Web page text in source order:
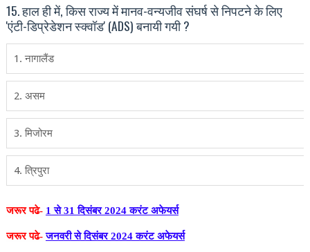
15. हाल ही में, किस राज्य में मानव-वन्यजीव संघर्ष से निपटने के लिए
'एंटी-डिप्रेडेशन स्क्वॉड' (ADS) बनायी गयी ?
1. नागालैंड
2. असम
3. मिजोरम
4. त्रिपुरा
जरूर पढे- 1 से 31 दिसंबर 2024 करंट अफेयर्स
जरूर पढे-जनवरी से दिसंबर 2024 करंट अफेयर्स